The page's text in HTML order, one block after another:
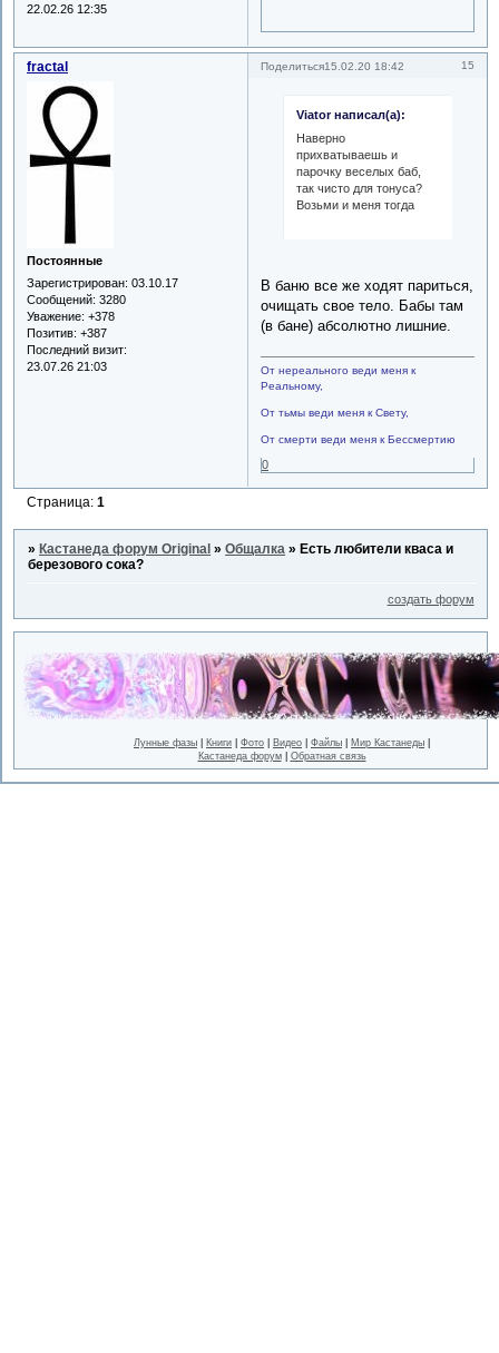
22.02.26 12:35
Поделиться 15
15.02.20 18:42
fractal
Постоянные
Зарегистрирован: 03.10.17
Сообщений: 3280
Уважение: +378
Позитив: +387
Последний визит:
23.07.26 21:03
Viator написал(а):
Наверно
прихватываешь и
парочку веселых баб,
так чисто для тонуса?
Возьми и меня тогда
В баню все же ходят париться,
очищать свое тело. Бабы там
(в бане) абсолютно лишние.
От нереального веди меня к
Реальному,
От тьмы веди меня к Свету,
От смерти веди меня к Бессмертию
0
Страница:1
» Кастанеда форум Original »Общалка » Есть любители кваса и
березового сока?
создать форум
Лунные фазы Книги Фото Видео Файлы Мир Кастанеды
Кастанеда форум| Обратная связь